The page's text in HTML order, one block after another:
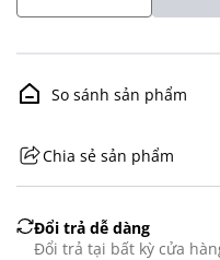
So sánh sản phẩm
GHS07 - Advarsel
Chia sẻ sản phẩm
Đổi trả dễ dàng
Đổi trả tại bất kỳ cửa